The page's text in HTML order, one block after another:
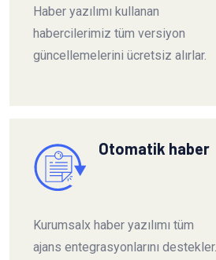
Haber yazılımı kullanan
habercilerimiz tüm versiyon
güncellemelerini ücretsiz alırlar.
Otomatik haber
Kurumsalx haber yazılımı tüm
ajans entegrasyonlarını destekler.